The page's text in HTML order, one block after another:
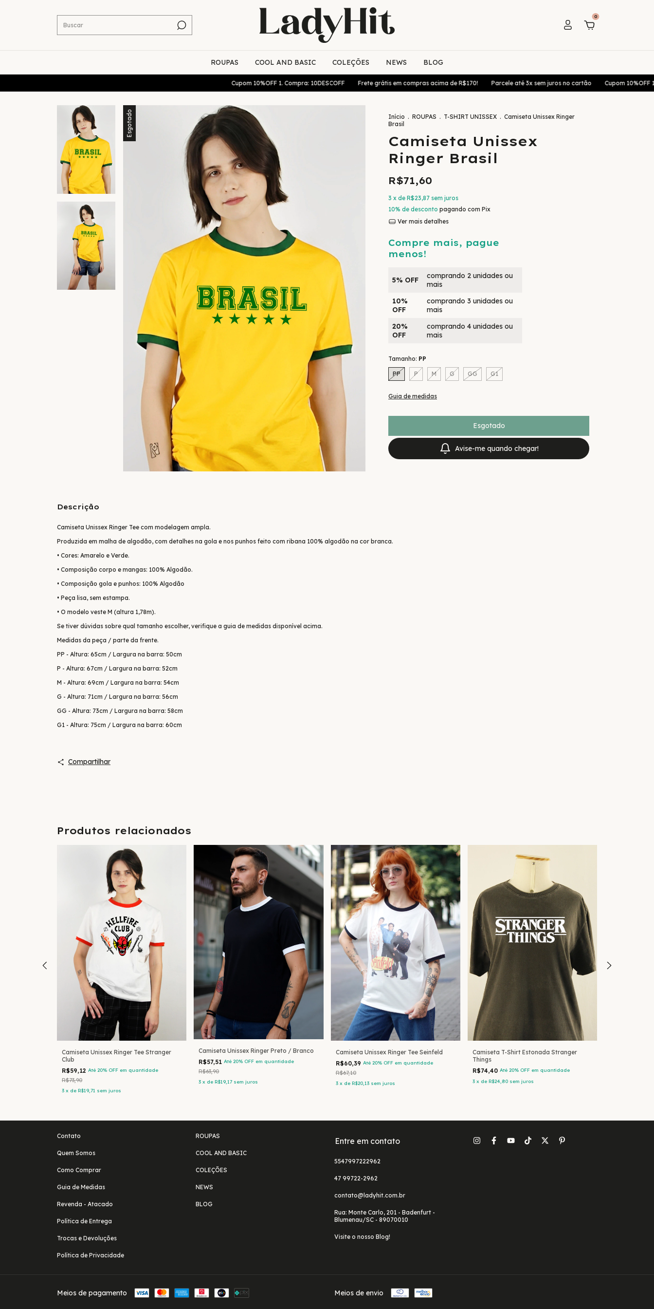
0
ROUPAS COOL AND BASIC COLEÇÕES NEWS BLOG
Cupom 10%OFF 1. Compra: 10DESCOFF Frete grátis em compras acima de R$170! Parcele até 3x sem juros no cartão Cupom 10%OFF 1.
Esgotado Início . ROUPAS . T-SHIRT UNISSEX . Camiseta Unissex Ringer
Brasil
Camiseta Unissex
Ringer Brasil
R$71,60
3 x de R$23,87 sem juros
10% de desconto pagando com Pix
Ver mais detalhes
Compre mais, pague
menos!
5% OFF
comprando 2 unidades ou
mais
10%
OFF
comprando 3 unidades ou
mais
20%
OFF
comprando 4 unidades ou
mais
Tamanho: PP
PP P M G GG G1
Guia de medidas
Avise-me quando chegar!
Descrição
Camiseta Unissex Ringer Tee com modelagem ampla.
Produzida em malha de algodão, com detalhes na gola e nos punhos feito com ribana 100% algodão na cor branca.
• Cores: Amarelo e Verde.
• Composição corpo e mangas: 100% Algodão.
• Composição gola e punhos: 100% Algodão
• Peça lisa, sem estampa.
• O modelo veste M (altura 1,78m).
Se tiver dúvidas sobre qual tamanho escolher, verifique a guia de medidas disponível acima.
Medidas da peça / parte da frente.
PP - Altura: 65cm / Largura na barra: 50cm
P - Altura: 67cm / Largura na barra: 52cm
M - Altura: 69cm / Largura na barra: 54cm
G - Altura: 71cm / Largura na barra: 56cm
GG - Altura: 73cm / Largura na barra: 58cm
G1 - Altura: 75cm / Largura na barra: 60cm
Compartilhar
Produtos relacionados
Camiseta Unissex Ringer Tee Stranger
Club
R$59,12 Até 20% OFF em quantidade
R$73,90
3 x de R$19,71 sem juros
Camiseta Unissex Ringer Preto / Branco
R$57,51Até 20% OFF em quantidade
R$63,90
3 x deR$19,17 sem juros
Camiseta Unissex Ringer Tee Seinfeld
R$60,39 Até 20% OFF em quantidade
R$67,10
3 x de R$20,13 sem juros
Camiseta T-Shirt Estonada Stranger
Things
R$74,40 Até 20% OFF em quantidade
3 x de R$24,80 sem juros
Contato
Quem Somos
Como Comprar
Guia de Medidas
Revenda - Atacado
Política de Entrega
Trocas e Devoluções
Política de Privacidade
ROUPAS
COOL AND BASIC
COLEÇÕES
NEWS
BLOG
Entre em contato
5547997222962
47 99722-2962
contato@ladyhit.com.br
Rua: Monte Carlo, 201 - Badenfurt -
Blumenau/SC - 89070010
Visite o nosso Blog!
Meios de pagamento Meios de envio